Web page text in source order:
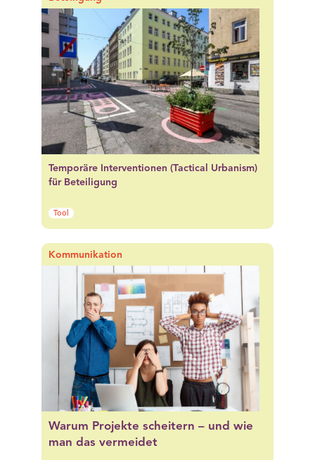
Temporäre Interventionen (Tactical Urbanism)
für Beteiligung
Tool
Kommunikation
Warum Projekte scheitern – und wie
man das vermeidet